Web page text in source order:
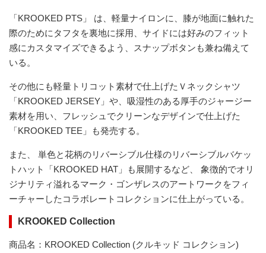
「KROOKED PTS」 は、軽量ナイロンに、膝が地面に触れた
際のためにタフタを裏地に採用、サイドには好みのフィット
感にカスタマイズできるよう、スナップボタンも兼ね備えて
いる。
その他にも軽量トリコット素材で仕上げたＶネックシャツ
「KROOKED JERSEY」や、吸湿性のある厚手のジャージー
素材を用い、フレッシュでクリーンなデザインで仕上げた
「KROOKED TEE」も発売する。
また、 単色と花柄のリバーシブル仕様のリバーシブルバケッ
トハット「KROOKED HAT」も展開するなど、 象徴的でオリ
ジナリティ溢れるマーク・ゴンザレスのアートワークをフィ
ーチャーしたコラボレートコレクションに仕上がっている。
KROOKED Collection
商品名：KROOKED Collection (クルキッド コレクション)